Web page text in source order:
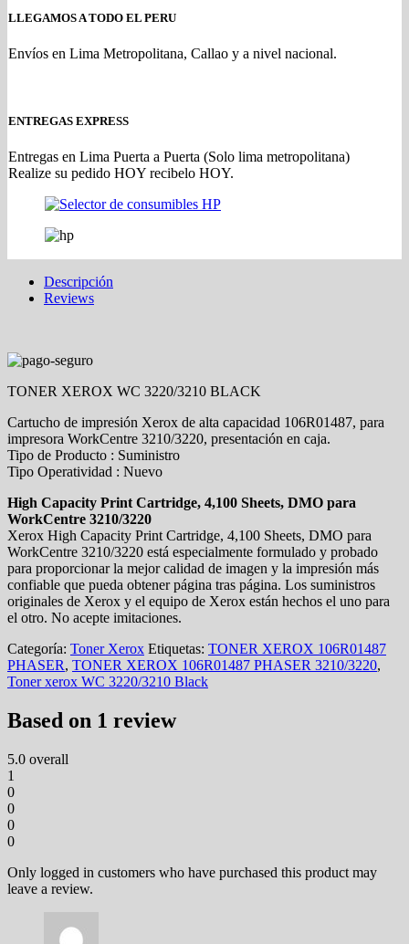
LLEGAMOS A TODO EL PERU
Envíos en Lima Metropolitana, Callao y a nivel nacional.
ENTREGAS EXPRESS
Entregas en Lima Puerta a Puerta (Solo lima metropolitana)
Realize su pedido HOY recibelo HOY.
Descripción
Reviews
TONER XEROX WC 3220/3210 BLACK
Cartucho de impresión Xerox de alta capacidad 106R01487, para
impresora WorkCentre 3210/3220, presentación en caja.
Tipo de Producto : Suministro
Tipo Operatividad : Nuevo
High Capacity Print Cartridge, 4,100 Sheets, DMO para
WorkCentre 3210/3220
Xerox High Capacity Print Cartridge, 4,100 Sheets, DMO para
WorkCentre 3210/3220 está especialmente formulado y probado
para proporcionar la mejor calidad de imagen y la impresión más
confiable que pueda obtener página tras página. Los suministros
originales de Xerox y el equipo de Xerox están hechos el uno para
el otro. No acepte imitaciones.
Categoría: Toner Xerox Etiquetas: TONER XEROX 106R01487
PHASER, TONER XEROX 106R01487 PHASER 3210/3220,
Toner xerox WC 3220/3210 Black
Based on 1 review
5.0 overall
1
0
0
0
0
Only logged in customers who have purchased this product may
leave a review.